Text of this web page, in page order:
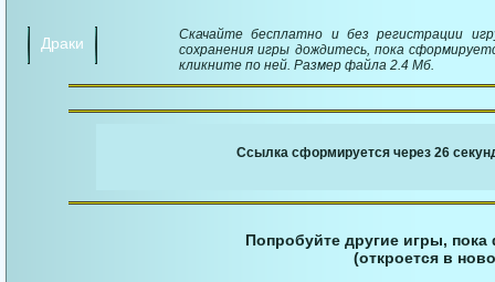
Драки
Скачайте бесплатно и без регистрации
сохранения игры дождитесь, пока
кликните по ней. Размер файла 2.4 Мб.
Ссылка сформируется через 25
Попробуйте другие игры,
(откроется в